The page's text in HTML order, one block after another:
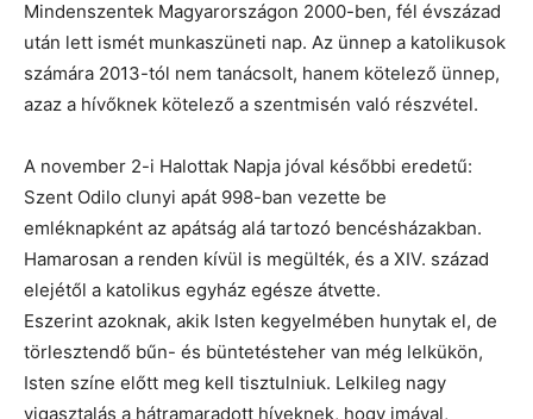
Mindenszentek Magyarországon 2000-ben, fél évszázad
után lett ismét munkaszüneti nap. Az ünnep a katolikusok
számára 2013-tól nem tanácsolt, hanem kötelező ünnep,
azaz a hívőknek kötelező a szentmisén való részvétel.
A november 2-i Halottak Napja jóval későbbi eredetű:
Szent Odilo clunyi apát 998-ban vezette be
emléknapként az apátság alá tartozó bencésházakban.
Hamarosan a renden kívül is megülték, és a XIV. század
elejétől a katolikus egyház egésze átvette.
Eszerint azoknak, akik Isten kegyelmében hunytak el, de
törlesztendő bűn- és büntetésteher van még lelkükön,
Isten színe előtt meg kell tisztulniuk. Lelkileg nagy
vigasztalás a hátramaradott híveknek, hogy imával,